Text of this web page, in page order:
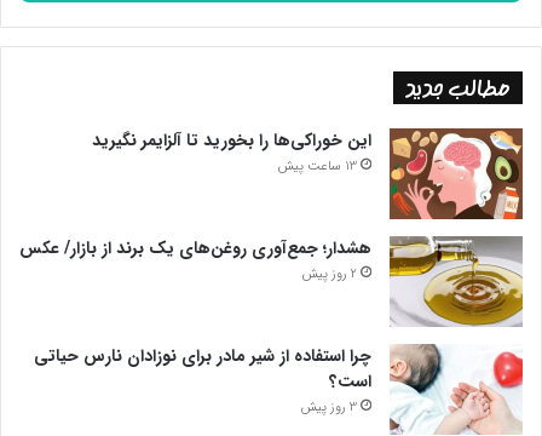
کنید
مطالب جدید
این خوراکی‌ها را بخورید تا آلزایمر نگیرید
13 ساعت پیش
هشدار؛ جمع‌آوری روغن‌های یک برند از بازار/ عکس
2 روز پیش
چرا استفاده از شیر مادر برای نوزادان نارس حیاتی
است؟
3 روز پیش